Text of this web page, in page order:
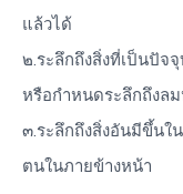
แล้วได้
๒.ระลึกถึงสิ่งที่เป็นปัจ
หรือกำหนดระลึกถึงลม
๓.ระลึกถึงสิ่งอันมีขึ้นใ
ตนในภายข้างหน้า